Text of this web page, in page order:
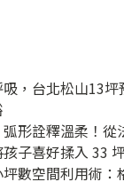
，台北松山13坪
形詮釋溫柔！從
子喜好揉入 33
坪數空間利用術